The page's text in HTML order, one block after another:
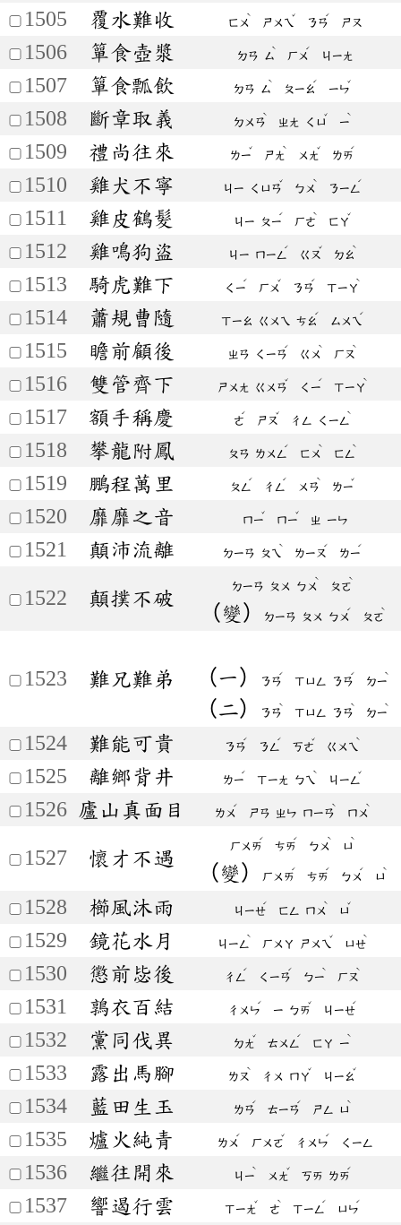
1505 覆水難收 ㄈㄨ
ˋ
ㄕㄨㄟ
ˇ
ㄋㄢ
ˊ
ㄕㄡ
1506 簞食壺漿 ㄉㄢ ㄙ
ˋ
ㄏㄨ
ˊ
ㄐㄧㄤ
1507 簞食瓢飲 ㄉㄢ ㄙ
ˋ
ㄆㄧㄠ
ˊ
ㄧㄣ
ˇ
1508 斷章取義 ㄉㄨㄢ
ˋ
ㄓㄤ ㄑㄩ
ˇ
ㄧ
ˋ
1509 禮尚往來 ㄌㄧ
ˇ
ㄕㄤ
ˋ
ㄨㄤ
ˇ
ㄌㄞ
ˊ
1510 雞犬不寧 ㄐㄧ ㄑㄩㄢ
ˇ
ㄅㄨ
ˋ
ㄋㄧㄥ
ˊ
1511 雞皮鶴髮 ㄐㄧ ㄆㄧ
ˊ
ㄏㄜ
ˋ
ㄈㄚ
ˇ
1512 雞鳴狗盜 ㄐㄧ ㄇㄧㄥ
ˊ
ㄍㄡ
ˇ
ㄉㄠ
ˋ
1513 騎虎難下 ㄑㄧ
ˊ
ㄏㄨ
ˇ
ㄋㄢ
ˊ
ㄒㄧㄚ
ˋ
1514 蕭規曹隨 ㄒㄧㄠ ㄍㄨㄟ ㄘㄠ
ˊ
ㄙㄨㄟ
ˊ
1515 瞻前顧後 ㄓㄢ ㄑㄧㄢ
ˊ
ㄍㄨ
ˋ
ㄏㄡ
ˋ
1516 雙管齊下 ㄕㄨㄤ ㄍㄨㄢ
ˇ
ㄑㄧ
ˊ
ㄒㄧㄚ
ˋ
1517 額手稱慶 ㄜ
ˊ
ㄕㄡ
ˇ
ㄔㄥ ㄑㄧㄥ
ˋ
1518 攀龍附鳳 ㄆㄢ ㄌㄨㄥ
ˊ
ㄈㄨ
ˋ
ㄈㄥ
ˋ
1519 鵬程萬里 ㄆㄥ
ˊ
ㄔㄥ
ˊ
ㄨㄢ
ˋ
ㄌㄧ
ˇ
1520 靡靡之音 ㄇㄧ
ˇ
ㄇㄧ
ˇ
ㄓ ㄧㄣ
1521 顛沛流離 ㄉㄧㄢ ㄆㄟ
ˋ
ㄌㄧㄡ
ˊ
ㄌㄧ
ˊ
1522 顛撲不破 ㄉㄧㄢ ㄆㄨ ㄅㄨ
ˋ
ㄆㄛ
ˋ
（變） ㄉㄧㄢ ㄆㄨ ㄅㄨ
ˊ
ㄆㄛ
ˋ
1523 難兄難弟 （一） ㄋㄢ
ˊ
ㄒㄩㄥ ㄋㄢ
ˊ
ㄉㄧ
ˋ
（二） ㄋㄢ
ˋ
ㄒㄩㄥ ㄋㄢ
ˋ
ㄉㄧ
ˋ
1524 難能可貴 ㄋㄢ
ˊ
ㄋㄥ
ˊ
ㄎㄜ
ˇ
ㄍㄨㄟ
ˋ
1525 離鄉背井 ㄌㄧ
ˊ
ㄒㄧㄤ ㄅㄟ
ˋ
ㄐㄧㄥ
ˇ
1526 廬山真面目 ㄌㄨ
ˊ
ㄕㄢ ㄓㄣ ㄇㄧㄢ
ˋ
ㄇㄨ
ˋ
1527 懷才不遇 ㄏㄨㄞ
ˊ
ㄘㄞ
ˊ
ㄅㄨ
ˋ
ㄩ
ˋ
（變） ㄏㄨㄞ
ˊ
ㄘㄞ
ˊ
ㄅㄨ
ˊ
ㄩ
ˋ
1528 櫛風沐雨 ㄐㄧㄝ
ˊ
ㄈㄥ ㄇㄨ
ˋ
ㄩ
ˇ
1529 鏡花水月 ㄐㄧㄥ
ˋ
ㄏㄨㄚ ㄕㄨㄟ
ˇ
ㄩㄝ
ˋ
1530 懲前毖後 ㄔㄥ
ˊ
ㄑㄧㄢ
ˊ
ㄅㄧ
ˋ
ㄏㄡ
ˋ
1531 鶉衣百結 ㄔㄨㄣ
ˊ
ㄧ ㄅㄞ
ˇ
ㄐㄧㄝ
ˊ
1532 黨同伐異 ㄉㄤ
ˇ
ㄊㄨㄥ
ˊ
ㄈㄚ ㄧ
ˋ
1533 露出馬腳 ㄌㄡ
ˋ
ㄔㄨ ㄇㄚ
ˇ
ㄐㄧㄠ
ˇ
1534 藍田生玉 ㄌㄢ
ˊ
ㄊㄧㄢ
ˊ
ㄕㄥ ㄩ
ˋ
1535 爐火純青 ㄌㄨ
ˊ
ㄏㄨㄛ
ˇ
ㄔㄨㄣ
ˊ
ㄑㄧㄥ
1536 繼往開來 ㄐㄧ
ˋ
ㄨㄤ
ˇ
ㄎㄞ ㄌㄞ
ˊ
1537 響遏行雲 ㄒㄧㄤ
ˇ
ㄜ
ˋ
ㄒㄧㄥ
ˊ
ㄩㄣ
ˊ